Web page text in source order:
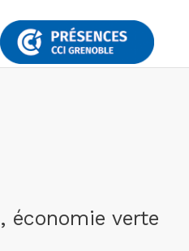
économie verte